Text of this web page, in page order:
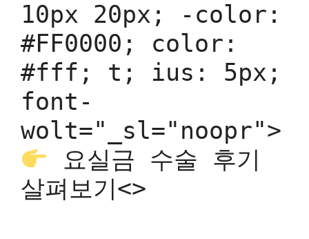
10px 20px; -color:
#FF0000; color:
#fff; t; ius: 5px;
font-
wolt="_sl="noopr">
요실금 수술 후기
살펴보기<>